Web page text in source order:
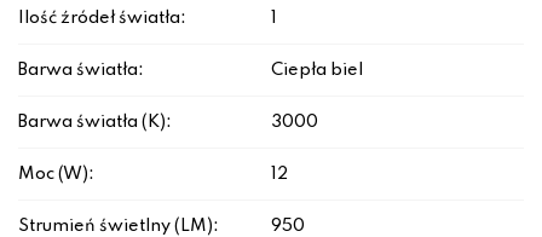
Ilość źródeł światła:
Barwa światła: Ciepła biel
Barwa światła (K): 3000
Moc (W): 12
Strumień świetlny (LM): 950